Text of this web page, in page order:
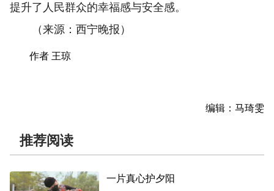
提升了人民群众的幸福感与安全感。
（来源：西宁晚报）
作者 王琼
编辑：马琦雯
推荐阅读
一片真心护夕阳